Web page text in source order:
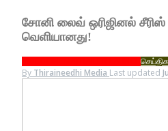
சோனி லைவ் ஒரிஜினல்
வெளியானது!
By Thiraineedhi Media Last updated